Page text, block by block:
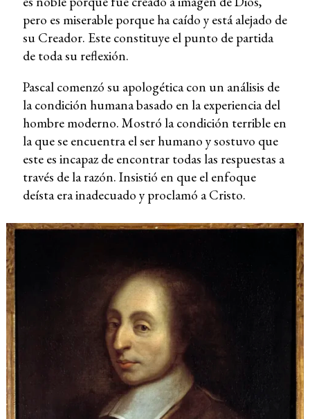
pero es miserable porque ha caído y está alejado de
su Creador. Este constituye el punto de partida
de toda su reflexión.
Pascal comenzó su apologética con un análisis de
la condición humana basado en la experiencia del
hombre moderno. Mostró la condición terrible en
la que se encuentra el ser humano y sostuvo que
este es incapaz de encontrar todas las respuestas a
través de la razón. Insistió en que el enfoque
deísta era inadecuado y proclamó a Cristo.